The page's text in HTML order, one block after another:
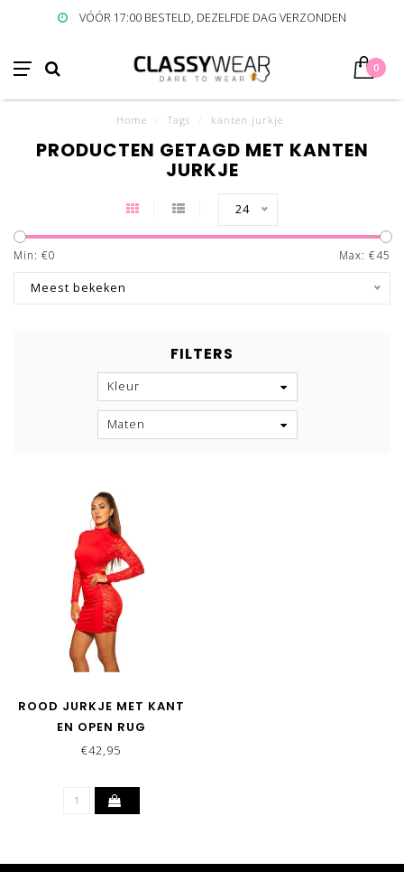
VÓÓR 17:00 BESTELD, DEZELFDE DAG VERZONDEN
0
Home Tags kanten jurkje
PRODUCTEN GETAGD MET KANTEN
JURKJE
24
Min: €0 Max: €45
Meest bekeken
FILTERS
Kleur
Maten
ROOD JURKJE MET KANT
EN OPEN RUG
€42,95